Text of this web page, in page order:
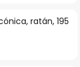
ratán, 195